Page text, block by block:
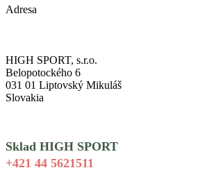
Adresa
HIGH SPORT, s.r.o.
Belopotockého 6
031 01 Liptovský Mikuláš
Slovakia
Sklad HIGH SPORT
+421 44 5621511